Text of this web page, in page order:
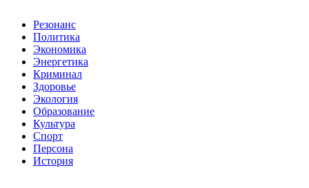
Резонанс
Политика
Экономика
Энергетика
Криминал
Здоровье
Экология
Образование
Культура
Спорт
Персона
История